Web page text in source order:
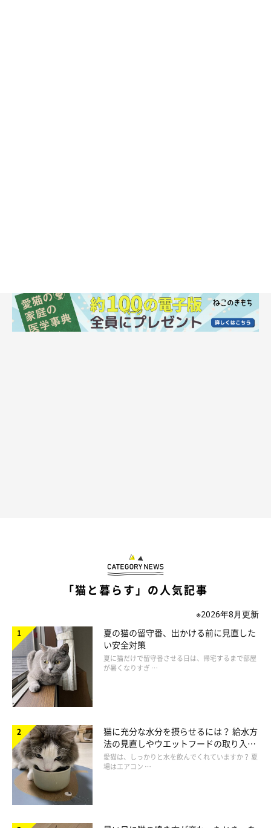
ゆったりしていると近づいてくる
愛猫から近づいてきたときは、「してほしいことがあるの」とお
ねだりをしているのかも。1日の終わりにゆったりしているとき
なら、お願いごとを聞いてくれるかも！と近づいてきているよう
です。「フードがほしい」「かまってほしい」など、愛猫の様子
から願いを察して、応えてあげましょう。
「猫と暮らす」の人気記事
※2026年8月更新
夏の猫の留守番、出かける前に見直した
い安全対策
夏に猫だけで留守番させる日は、帰宅するまで部屋
が暑くなりすぎ …
猫に充分な水分を摂らせるには？ 給水方
法の見直しやウエットフードの取り入れ
方を解説
愛猫は、しっかりと水を飲んでくれていますか？ 夏
場はエアコン …